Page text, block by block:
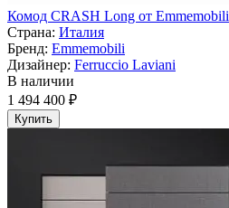
Комод CRASH Long от Emmemobili
Страна: Италия
Бренд: Emmemobili
Дизайнер: Ferruccio Laviani
В наличии
1 494 400 ₽
Купить